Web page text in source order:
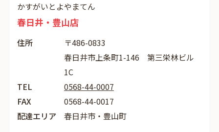
かすがいとよやまてん
春日井・豊山店
住所
〒486-0833
春日井市上条町1-146 第三栄林ビル
1C
TEL
0568-44-0007
FAX
0568-44-0017
配達エリア
春日井市・豊山町